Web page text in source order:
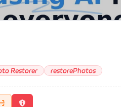
Restorer restorePhotos